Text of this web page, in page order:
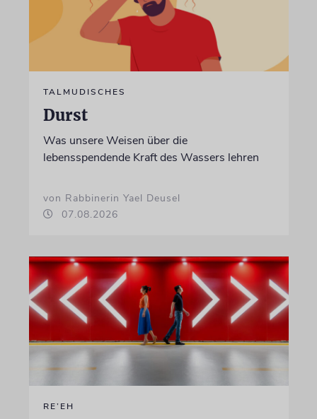
TALMUDISCHES
Durst
Was unsere Weisen über die
lebensspendende Kraft des Wassers lehren
von Rabbinerin Yael Deusel
07.08.2026
RE’EH